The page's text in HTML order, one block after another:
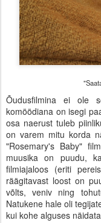
Õudusfilmina ei ole
komöödiana on isegi
osa naerust tuleb
on varem mitu korda
"Rosemary's Baby"
muusika on puudu,
filmiajaloos (eriti
räägitavast loost on
võlts, veniv ning
Natukene hale oli
kui kohe alguses